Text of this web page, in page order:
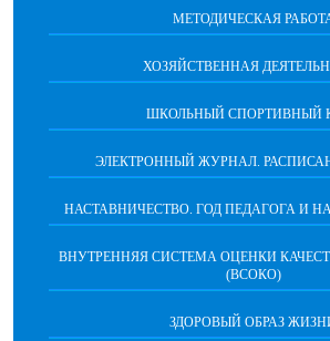
МЕТОДИЧЕСКАЯ
ХОЗЯЙСТВЕННАЯ
ШКОЛЬНЫЙ СПОРТИВНЫЙ
ЭЛЕКТРОННЫЙ ЖУРНАЛ.
НАСТАВНИЧЕСТВО. ГОД ПЕДАГОГА И
ВНУТРЕННЯЯ СИСТЕМА ОЦЕНКИ
(ВСОКО)
ЗДОРОВЫЙ ОБРАЗ